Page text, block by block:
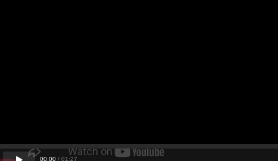
00:00 / 01 :27